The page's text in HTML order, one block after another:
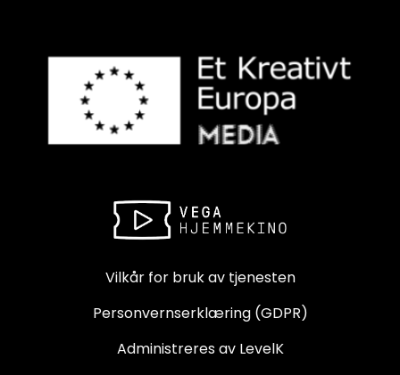
Vilkår for bruk av tjenesten
Personvernserklæring (GDPR)
Administreres av LevelK